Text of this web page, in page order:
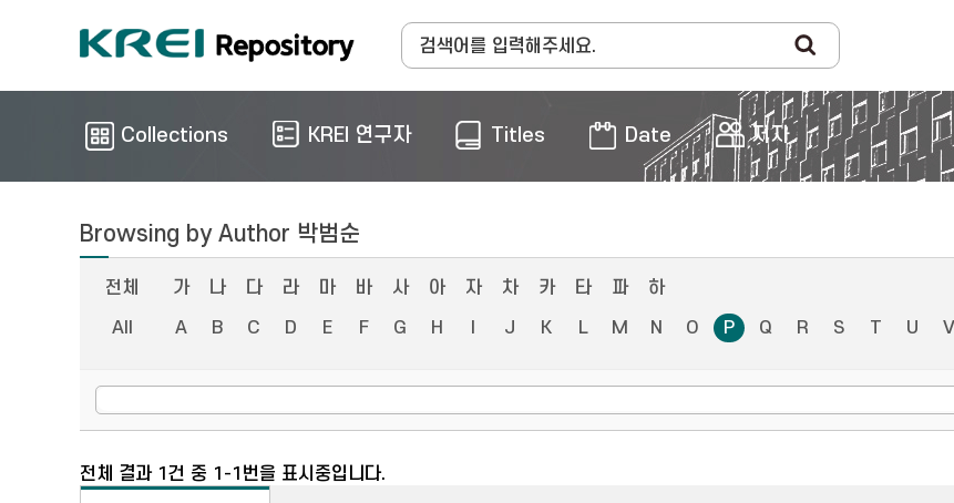
Collections KREI 연구자 Titles Date 저자
Browsing by Author 박범순
전체 가 나 다 라 마 바 사 아 자 차 카 타 파
하
All
A B C D E F G H J K L M N O P Q R S T U V
전체 결과 1건 중 1-1번을 표시중입니다.